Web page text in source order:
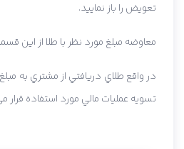
تعویض را باز نمایید.
معاوضه مبلغ مورد نظر با طلا از اين
در واقع طلاي دريافتي از مشتري به
تسويه عمليات مالي مورد استفاده قرار